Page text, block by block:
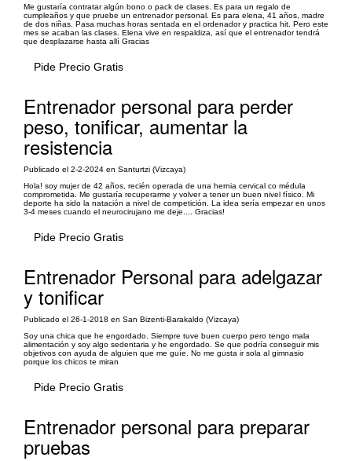
Me gustaría contratar algún bono o pack de clases. Es para un regalo de
cumpleaños y que pruebe un entrenador personal. Es para elena, 41 años, madre
de dos niñas. Pasa muchas horas sentada en el ordenador y practica hit. Pero este
mes se acaban las clases. Elena vive en respaldiza, así que el entrenador tendrá
que desplazarse hasta allí Gracias
Pide Precio Gratis
Entrenador personal para perder
peso, tonificar, aumentar la
resistencia
Publicado el 2-2-2024 en Santurtzi (Vizcaya)
Hola! soy mujer de 42 años, recién operada de una hernia cervical co médula
comprometida. Me gustaría recuperarme y volver a tener un buen nivel físico. Mi
deporte ha sido la natación a nivel de competición. La idea sería empezar en unos
3-4 meses cuando el neurocirujano me deje.... Gracias!
Pide Precio Gratis
Entrenador Personal para adelgazar
y tonificar
Publicado el 26-1-2018 en San Bizenti-Barakaldo (Vizcaya)
Soy una chica que he engordado. Siempre tuve buen cuerpo pero tengo mala
alimentación y soy algo sedentaria y he engordado. Se que podría conseguir mis
objetivos con ayuda de alguien que me guíe. No me gusta ir sola al gimnasio
porque los chicos te miran
Pide Precio Gratis
Entrenador personal para preparar
pruebas